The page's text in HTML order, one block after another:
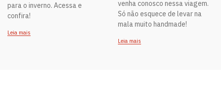
para o inverno. Acessa e
confira!
Leia mais
venha conosco nessa viagem.
Só não esquece de levar na
mala muito handmade!
Leia mais